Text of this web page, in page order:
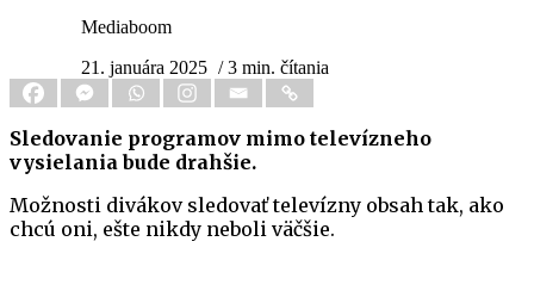
Mediaboom
21. januára 2025 / 3 min. čítania
Sledovanie programov mimo televízneho
vysielania bude drahšie.
Možnosti divákov sledovať televízny obsah tak, ako
chcú oni, ešte nikdy neboli väčšie.